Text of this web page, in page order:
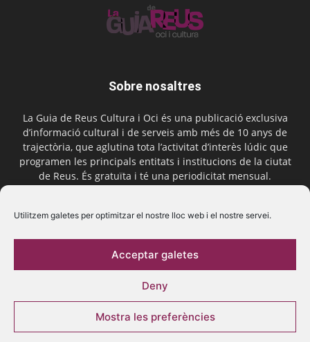
Utilitzem galetes per optimitzar el nostre lloc web i el nostre servei.
Acceptar galetes
Deny
Mostra les preferències
Sobre nosaltres
La Guia de Reus Cultura i Oci és una publicació exclusiva
d’informació cultural i de serveis amb més de 10 anys de
trajectòria, que aglutina tota l’activitat d’interès lúdic que
programen les principals entitats i institucions de la ciutat
de Reus. És gratuïta i té una periodicitat mensual.
Segueix-nos